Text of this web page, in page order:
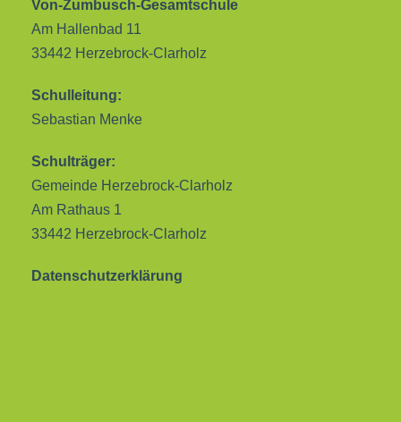
Von-Zumbusch-Gesamtschule
Am Hallenbad 11
33442 Herzebrock-Clarholz
Schulleitung:
Sebastian Menke
Schulträger:
Gemeinde Herzebrock-Clarholz
Am Rathaus 1
33442 Herzebrock-Clarholz
Datenschutzerklärung